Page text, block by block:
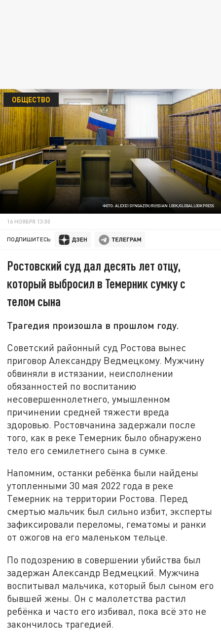
ФОТО: ALEXEI GYNGAZOV/RUSSIAN LOOK/GLOBALLOOKPRESS
ОБЩЕСТВО
16 НОЯБРЯ 13:00
ПОДПИШИТЕСЬ:
Ростовский суд дал десять лет отцу,
который выбросил в Темерник сумку с
телом сына
Трагедия произошла в прошлом году.
Советский районный суд Ростова вынес
приговор Александру Ведмецкому. Мужчину
обвиняли в истязании, неисполнении
обязанностей по воспитанию
несовершеннолетнего, умышленном
причинении средней тяжести вреда
здоровью. Ростовчанина задержали после
того, как в реке Темерник было обнаружено
тело его семилетнего сына в сумке.
Напомним, останки ребёнка были найдены
утопленными 30 мая 2022 года в реке
Темерник на территории Ростова. Перед
смертью мальчик был сильно избит, эксперты
зафиксировали переломы, гематомы и ранки
от ожогов на его маленьком тельце.
По подозрению в совершении убийства был
задержан Александр Ведмецкий. Мужчина
воспитывал мальчика, который был сыном его
бывшей жены. Он с малолетства растил
ребёнка и часто его избивал, пока всё это не
закончилось трагедией.